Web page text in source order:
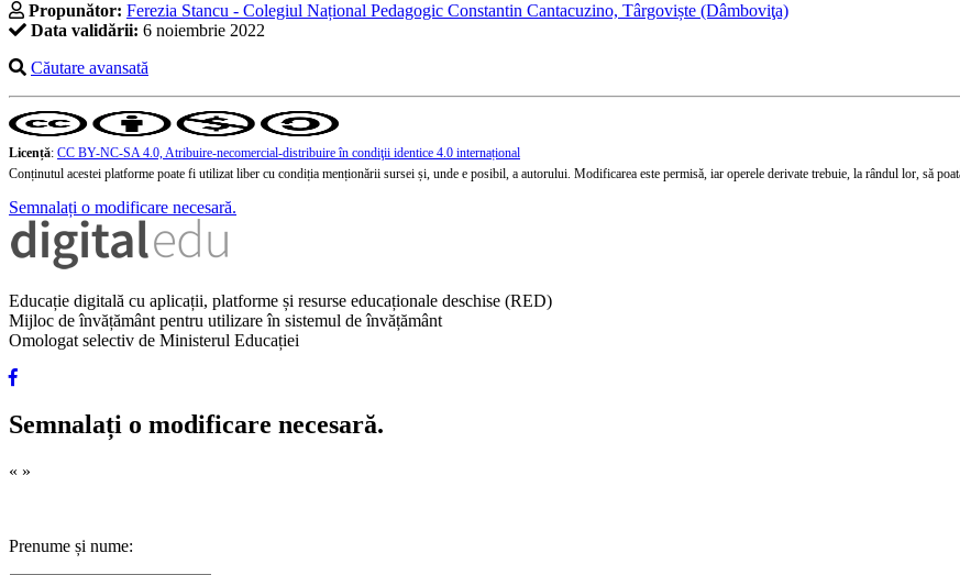
Propunător: Ferezia Stancu - Colegiul Național Pedagogic Constantin Cantacuzino, Târgoviște (Dâmboviţa)
Data validării: 6 noiembrie 2022
Căutare avansată
Licență: CC BY-NC-SA 4.0, Atribuire-necomercial-distribuire în condiţii identice 4.0 internațional
Conținutul acestei platforme poate fi utilizat liber cu condiția menționării sursei și, unde e posibil, a autorului. Modificarea este permisă, iar operele derivate trebuie, la rândul lor, să
Semnalați o modificare necesară.
Educație digitală cu aplicații, platforme și resurse educaționale deschise (RED)
Mijloc de învățământ pentru utilizare în sistemul de învățământ
Omologat selectiv de Ministerul Educației
Semnalați o modificare necesară.
« »
Prenume și nume: